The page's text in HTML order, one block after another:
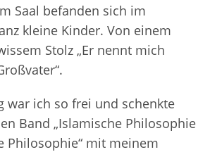
Saal befanden sich im
kleine Kinder. Von einem
Stolz „Er nennt mich
war ich so frei und schenkte
Band „Islamische Philosophie
Philosophie“ mit meinem